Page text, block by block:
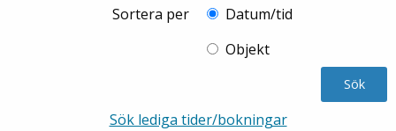
Sortera per
Datum/tid
Objekt
Sök lediga tider/bokningar